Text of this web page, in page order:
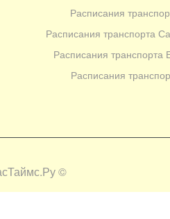
Расписания
Расписания транспорта
Расписания транспорта
Расписания
©